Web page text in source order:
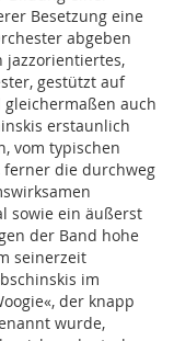
Besetzung eine
abgeben
jazzorientiertes,
gestützt auf
auch
erstaunlich
vom typischen
ferner die durchweg
sowie ein äußerst
der Band hohe
seinerzeit
im
der knapp
wurde,